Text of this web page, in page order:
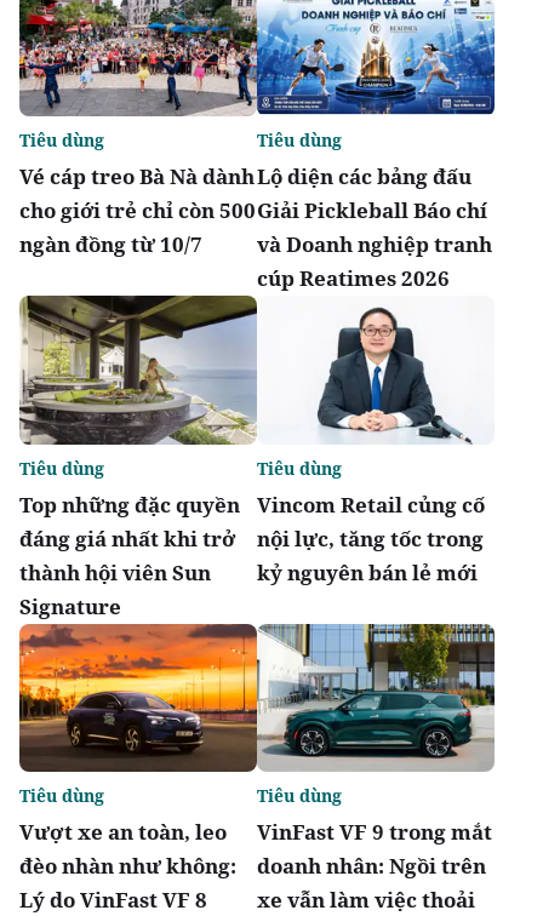
Vé cáp treo Bà Nà dành
cho giới trẻ chỉ còn 500
ngàn đồng từ 10/7
Tiêu dùng
Lộ diện các bảng đấu
Giải Pickleball Báo chí
và Doanh nghiệp tranh
cúp Reatimes 2026
Tiêu dùng
Top những đặc quyền
đáng giá nhất khi trở
thành hội viên Sun
Signature
Tiêu dùng
Vincom Retail củng cố
nội lực, tăng tốc trong
kỷ nguyên bán lẻ mới
Tiêu dùng
Vượt xe an toàn, leo
đèo nhàn như không:
Lý do VinFast VF 8
Tiêu dùng
VinFast VF 9 trong mắt
doanh nhân: Ngồi trên
xe vẫn làm việc thoải
Tiêu dùng